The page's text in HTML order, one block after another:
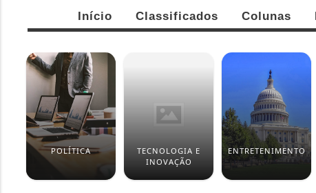
Início Classificados Colunas
POLÍTICA
TECNOLOGIA E
INOVAÇÃO
ENTRETENIMENTO